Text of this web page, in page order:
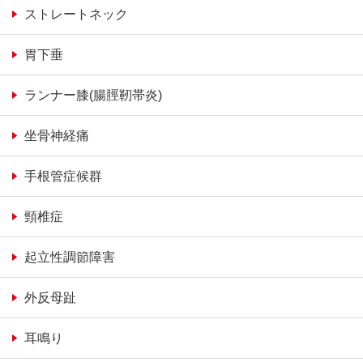
ストレートネック
胃下垂
ランナー膝(腸脛靭帯炎)
坐骨神経痛
手根管症候群
頸椎症
起立性調節障害
外反母趾
耳鳴り